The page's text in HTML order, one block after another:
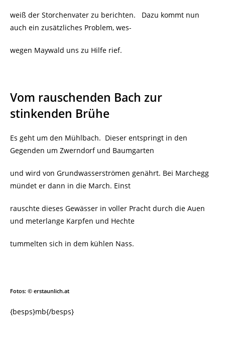
weiß der Storchenvater zu berichten. Dazu kommt nun
auch ein zusätzliches Problem, wes-
wegen Maywald uns zu Hilfe rief.
Vom rauschenden Bach zur
stinkenden Brühe
Es geht um den Mühlbach. Dieser entspringt in den
Gegenden um Zwerndorf und Baumgarten
und wird von Grundwasserströmen genährt. Bei Marchegg
mündet er dann in die March. Einst
rauschte dieses Gewässer in voller Pracht durch die Auen
und meterlange Karpfen und Hechte
tummelten sich in dem kühlen Nass.
Fotos: © erstaunlich.at
{besps}mb{/besps}